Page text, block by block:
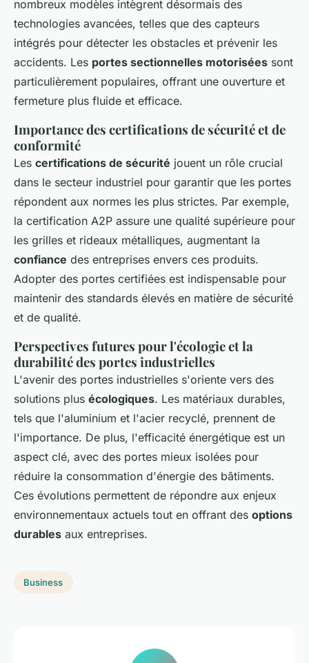
nombreux modèles intègrent désormais des
technologies avancées, telles que des capteurs
intégrés pour détecter les obstacles et prévenir les
accidents. Les portes sectionnelles motorisées sont
particulièrement populaires, offrant une ouverture et
fermeture plus fluide et efficace.
Importance des certifications de sécurité et de
conformité
Les certifications de sécurité jouent un rôle crucial
dans le secteur industriel pour garantir que les portes
répondent aux normes les plus strictes. Par exemple,
la certification A2P assure une qualité supérieure pour
les grilles et rideaux métalliques, augmentant la
confiance des entreprises envers ces produits.
Adopter des portes certifiées est indispensable pour
maintenir des standards élevés en matière de sécurité
et de qualité.
Perspectives futures pour l'écologie et la
durabilité des portes industrielles
L'avenir des portes industrielles s'oriente vers des
solutions plus écologiques. Les matériaux durables,
tels que l'aluminium et l'acier recyclé, prennent de
l'importance. De plus, l'efficacité énergétique est un
aspect clé, avec des portes mieux isolées pour
réduire la consommation d'énergie des bâtiments.
Ces évolutions permettent de répondre aux enjeux
environnementaux actuels tout en offrant des options
durables aux entreprises.
Business